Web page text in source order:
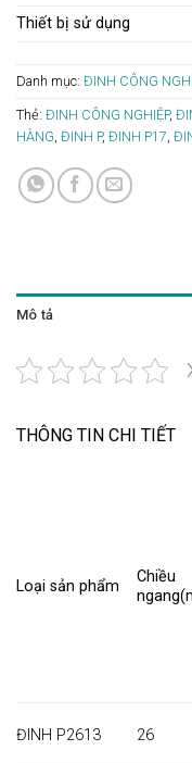
Thiết bị sử dụng
Danh mục: ĐINH CÔNG
Thẻ: ĐINH CÔNG NGHIỆP,
HÀNG, ĐINH P, ĐINH P17,
Mô tả
THÔNG TIN CHI TIẾT
Loại sản phẩm
Chiều
ĐINH P2613 26